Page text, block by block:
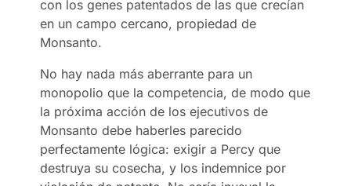
con los genes patentados de las que crecían
en un campo cercano, propiedad de
Monsanto.
No hay nada más aberrante para un
monopolio que la competencia, de modo que
la próxima acción de los ejecutivos de
Monsanto debe haberles parecido
perfectamente lógica: exigir a Percy que
destruya su cosecha, y los indemnice por